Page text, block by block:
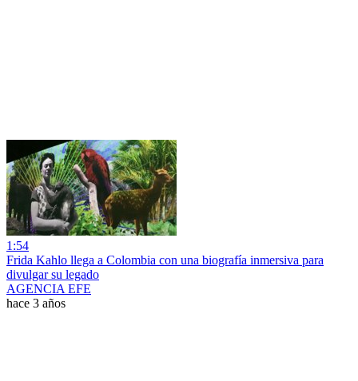
1:54
Frida Kahlo llega a Colombia con una biografía inmersiva para
divulgar su legado
AGENCIA EFE
hace 3 años